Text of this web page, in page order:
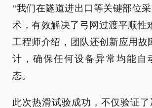
“我们在隧道进出口等关键部位
术，有效解决了弓网过渡平顺性
工程师介绍，团队还创新应用故
计，确保任何设备异常均能自
态。
此次热滑试验成功，不仅验证